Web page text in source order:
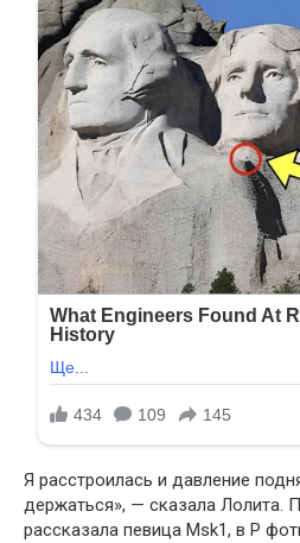
Я расстроилась и давление
держаться», — сказала Лолита.
рассказала певица Msk1, в Р